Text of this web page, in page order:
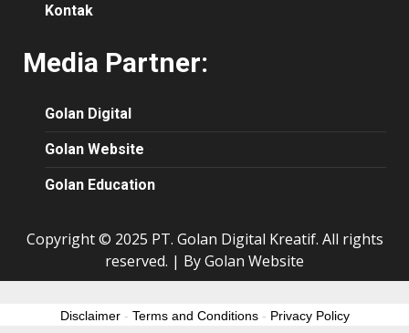
Kontak
Media Partner:
Golan Digital
Golan Website
Golan Education
Copyright © 2025 PT. Golan Digital Kreatif. All rights
reserved. | By Golan Website
Disclaimer- Terms and Conditions- Privacy Policy